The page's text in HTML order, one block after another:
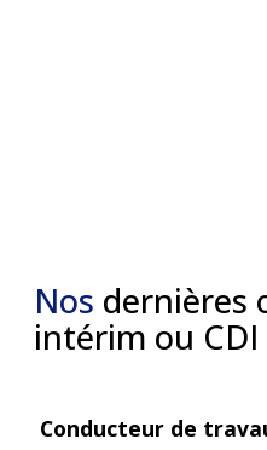
Nos dernières
intérim ou CDI
Conducteur de